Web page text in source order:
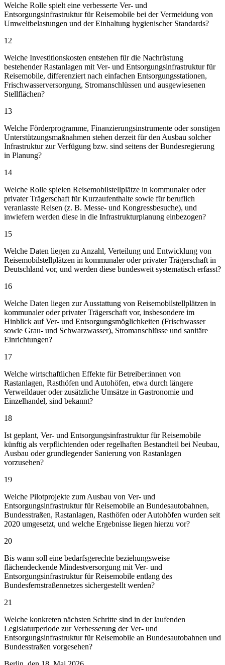
Welche Rolle spielt eine verbesserte Ver- und
Entsorgungsinfrastruktur für Reisemobile bei der Vermeidung von
Umweltbelastungen und der Einhaltung hygienischer Standards?
12
Welche Investitionskosten entstehen für die Nachrüstung
bestehender Rastanlagen mit Ver- und Entsorgungsinfrastruktur für
Reisemobile, differenziert nach einfachen Entsorgungsstationen,
Frischwasserversorgung, Stromanschlüssen und ausgewiesenen
Stellflächen?
13
Welche Förderprogramme, Finanzierungsinstrumente oder sonstigen
Unterstützungsmaßnahmen stehen derzeit für den Ausbau solcher
Infrastruktur zur Verfügung bzw. sind seitens der Bundesregierung
in Planung?
14
Welche Rolle spielen Reisemobilstellplätze in kommunaler oder
privater Trägerschaft für Kurzaufenthalte sowie für beruflich
veranlasste Reisen (z. B. Messe- und Kongressbesuche), und
inwiefern werden diese in die Infrastrukturplanung einbezogen?
15
Welche Daten liegen zu Anzahl, Verteilung und Entwicklung von
Reisemobilstellplätzen in kommunaler oder privater Trägerschaft in
Deutschland vor, und werden diese bundesweit systematisch erfasst?
16
Welche Daten liegen zur Ausstattung von Reisemobilstellplätzen in
kommunaler oder privater Trägerschaft vor, insbesondere im
Hinblick auf Ver- und Entsorgungsmöglichkeiten (Frischwasser
sowie Grau- und Schwarzwasser), Stromanschlüsse und sanitäre
Einrichtungen?
17
Welche wirtschaftlichen Effekte für Betreiber:innen von
Rastanlagen, Rasthöfen und Autohöfen, etwa durch längere
Verweildauer oder zusätzliche Umsätze in Gastronomie und
Einzelhandel, sind bekannt?
18
Ist geplant, Ver- und Entsorgungsinfrastruktur für Reisemobile
künftig als verpflichtenden oder regelhaften Bestandteil bei Neubau,
Ausbau oder grundlegender Sanierung von Rastanlagen
vorzusehen?
19
Welche Pilotprojekte zum Ausbau von Ver- und
Entsorgungsinfrastruktur für Reisemobile an Bundesautobahnen,
Bundesstraßen, Rastanlagen, Rasthöfen oder Autohöfen wurden seit
2020 umgesetzt, und welche Ergebnisse liegen hierzu vor?
20
Bis wann soll eine bedarfsgerechte beziehungsweise
flächendeckende Mindestversorgung mit Ver- und
Entsorgungsinfrastruktur für Reisemobile entlang des
Bundesfernstraßennetzes sichergestellt werden?
21
Welche konkreten nächsten Schritte sind in der laufenden
Legislaturperiode zur Verbesserung der Ver- und
Entsorgungsinfrastruktur für Reisemobile an Bundesautobahnen und
Bundesstraßen vorgesehen?